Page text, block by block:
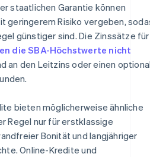
staatlichen Garantie können
geringerem Risiko vergeben,
günstiger sind. Die Zinssätze für
die SBA-Höchstwerte nicht
an den Leitzins oder einen
bieten möglicherweise ähnliche
Regel nur für erstklassige
Bonität und langjähriger
Online-Kredite und